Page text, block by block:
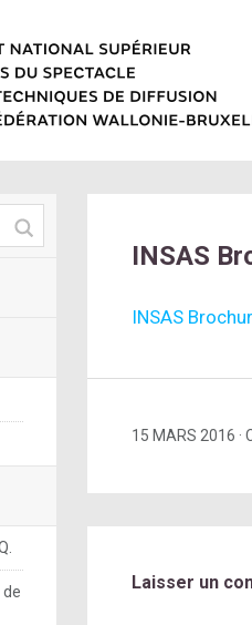
INSAS
INSAS
15 MARS 2016
Laisser un